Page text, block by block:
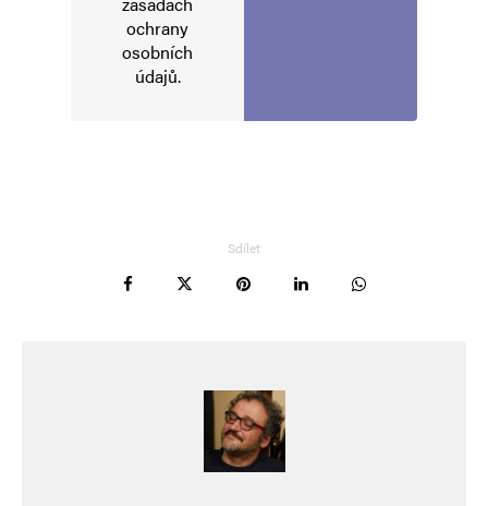
Uložit do prohlížeče jméno, e-mail a webovou stránku pro budoucí
ochrany
osobních
údajů.
Sdílet